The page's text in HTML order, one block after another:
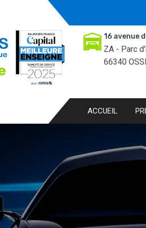
16 avenue
ZA - Parc
66340
ACCUEIL